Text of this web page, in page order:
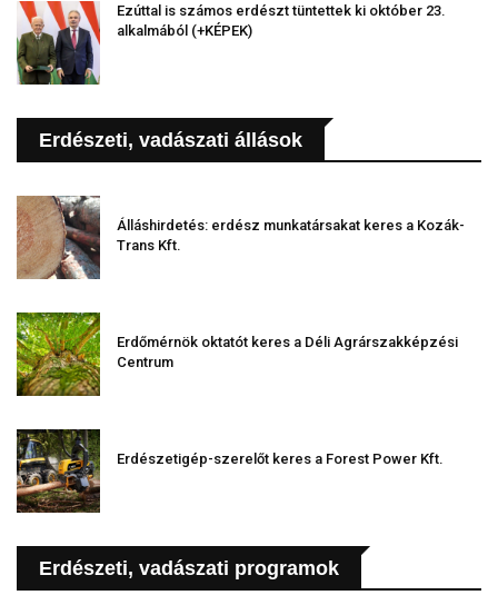
Ezúttal is számos erdészt tüntettek ki október 23.
alkalmából (+KÉPEK)
Erdészeti, vadászati állások
Álláshirdetés: erdész munkatársakat keres a Kozák-
Trans Kft.
Erdőmérnök oktatót keres a Déli Agrárszakképzési
Centrum
Erdészetigép-szerelőt keres a Forest Power Kft.
Erdészeti, vadászati programok